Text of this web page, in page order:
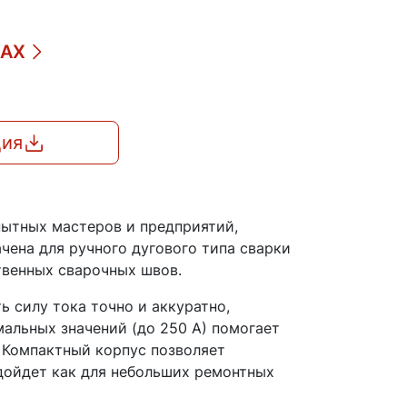
мастеров и предприятий,
для ручного дугового типа сварки
сварочных швов.
силу тока точно и аккуратно,
значений (до 250 А) помогает
корпус позволяет
как для небольших ремонтных